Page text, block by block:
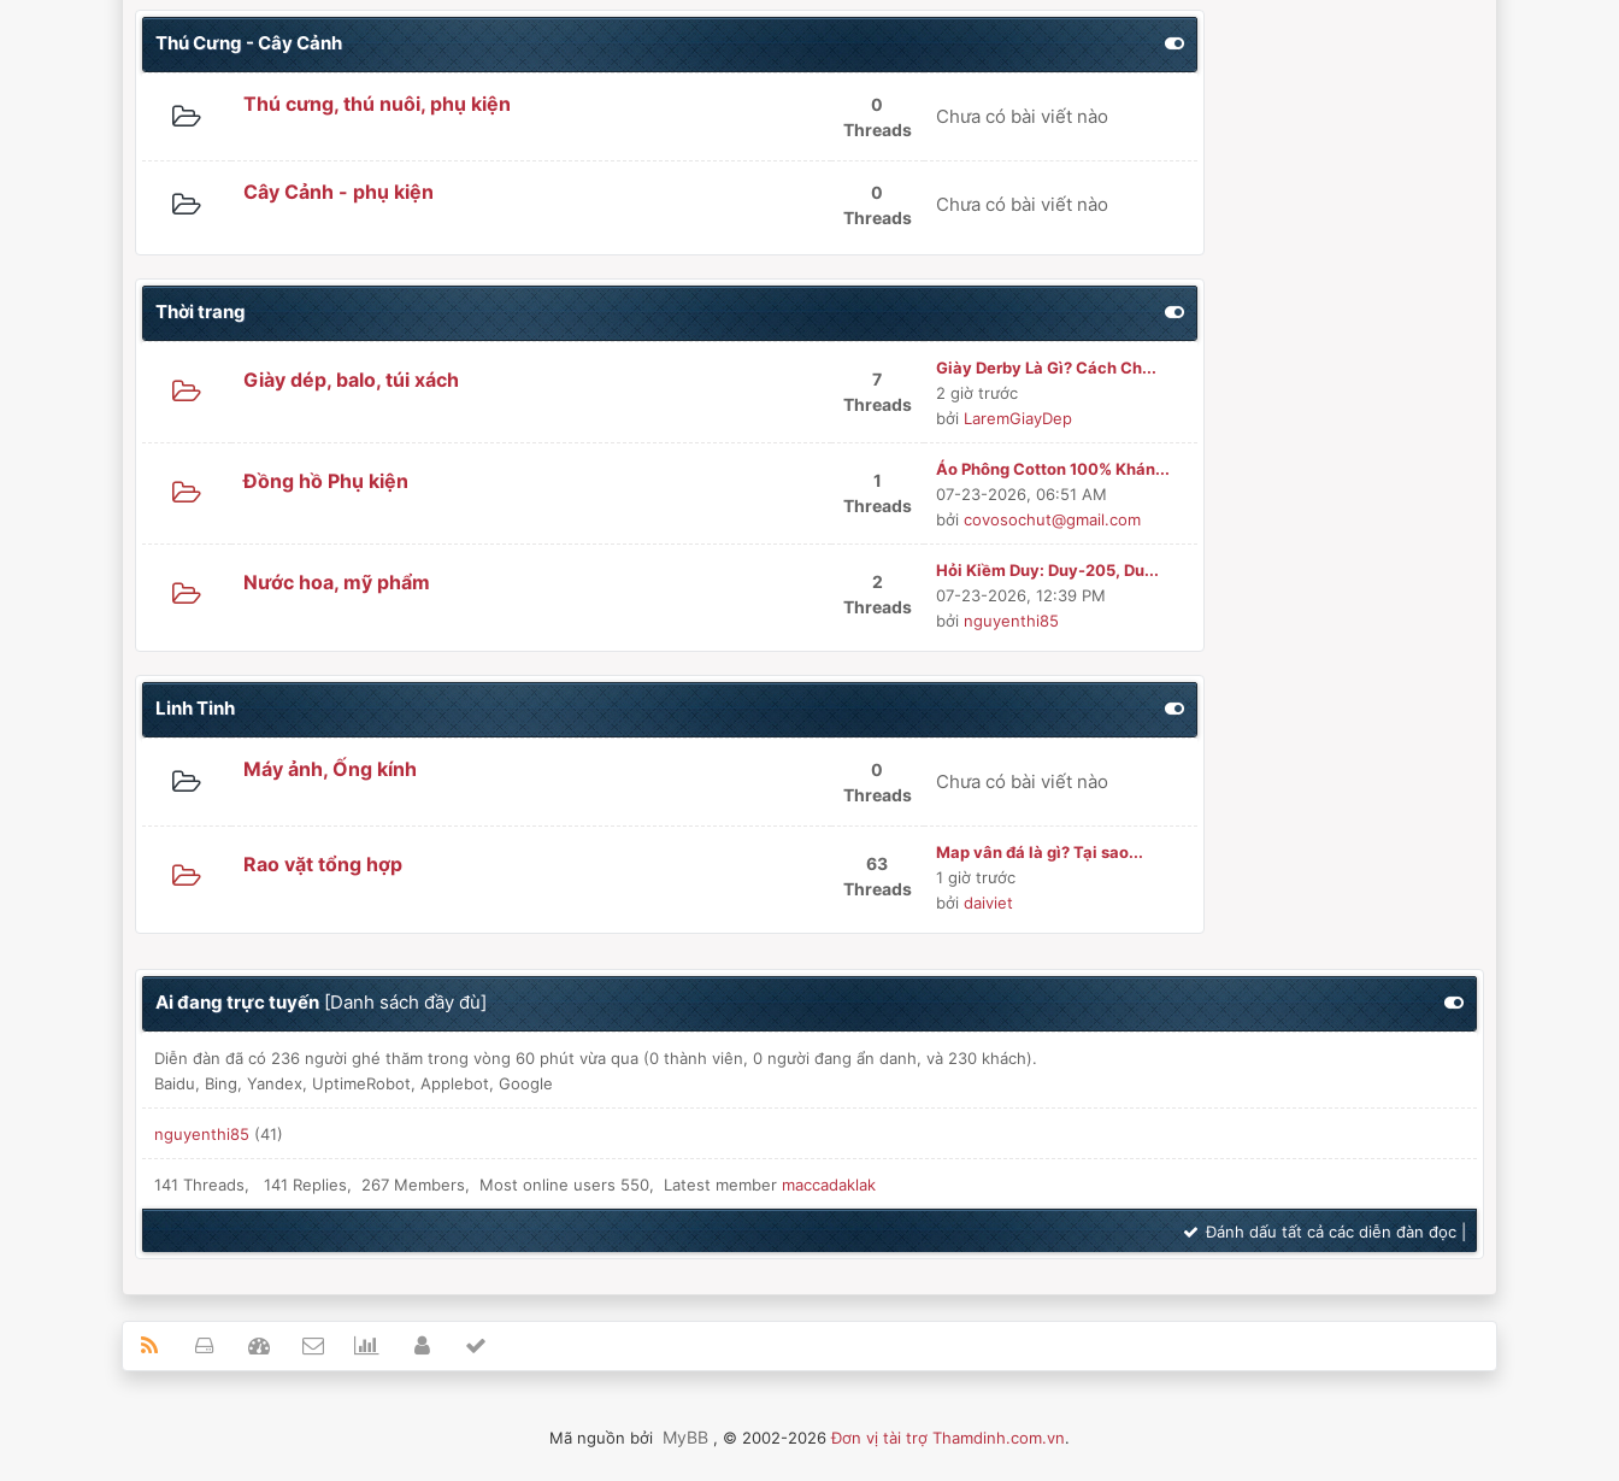
Thú Cưng - Cây Cảnh
Thú cưng, thú nuôi, phụ kiện
0
Threads
Chưa có bài viết nào
Cây Cảnh - phụ kiện
0
Threads
Chưa có bài viết nào
Thời trang
Giày dép, balo, túi xách
7
Threads
Giày Derby Là Gì? Cách Ch...
2 giờ trước
bởi LaremGiayDep
Đồng hồ Phụ kiện
1
Threads
Áo Phông Cotton 100% Khán...
07-23-2026, 06:51 AM
bởi covosochut@gmail.com
Nước hoa, mỹ phẩm
2
Threads
Hỏi Kiềm Duy: Duy-205, Du...
07-23-2026, 12:39 PM
bởi nguyenthi85
Linh Tinh
Máy ảnh, Ống kính
0
Threads
Chưa có bài viết nào
Rao vặt tổng hợp
63
Threads
Map vân đá là gì? Tại sao...
1 giờ trước
bởi daiviet
Ai đang trực tuyến[Danh sách đầy đù]
Diễn đàn đã có 236 người ghé thăm trong vòng 60 phút vừa qua (0 thành viên, 0 người đang ẩn danh, và 230 khách).
Baidu, Bing, Yandex, UptimeRobot, Applebot, Google
nguyenthi85 (41)
141 Threads, 141 Replies, 267 Members, Most online users 550, Latest member maccadaklak
Đánh dấu tất cả các diễn đàn đọc|
Mã nguồn bởi MyBB , © 2002-2026Đơn vị tài trợ Thamdinh.com.vn.